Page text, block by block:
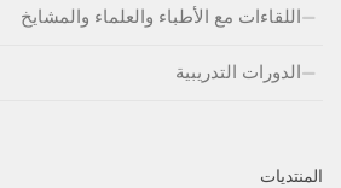
اللقاءات مع الأطباء والعلماء والمشايخ
الدورات التدريبية
المنتديات